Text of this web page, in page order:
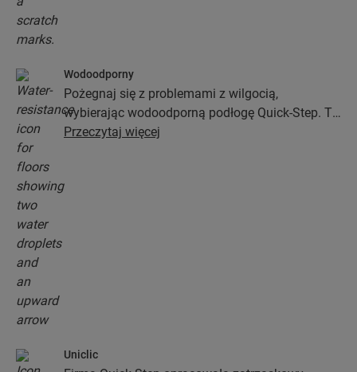
Wodoodporny
Pożegnaj się z problemami z wilgocią,
wybierając wodoodporną podłogę Quick-Step. Te
podłogi nie tylko wyglądają wyjątkowo stylowo i
prostsze niż kiedykolwiek wcześniej!
Przeczytaj więcej
Uniclic